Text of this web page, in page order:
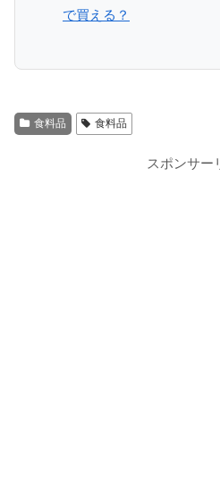
で買える？
食料品 食料品
スポンサー